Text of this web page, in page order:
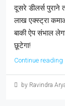
दूसरे डीलर्स
लाख एक्स्ट्रा
बाकी ऐप संभाल
छूटेगा!
Continue reading
by Ravindra